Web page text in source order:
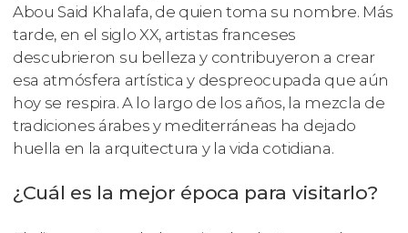
Abou Said Khalafa, de quien toma su nombre. Más
tarde, en el siglo XX, artistas franceses
descubrieron su belleza y contribuyeron a crear
esa atmósfera artística y despreocupada que aún
hoy se respira. A lo largo de los años, la mezcla de
tradiciones árabes y mediterráneas ha dejado
huella en la arquitectura y la vida cotidiana.
¿Cuál es la mejor época para visitarlo?